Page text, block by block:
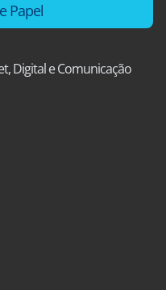
Papel
Digital e Comunicação